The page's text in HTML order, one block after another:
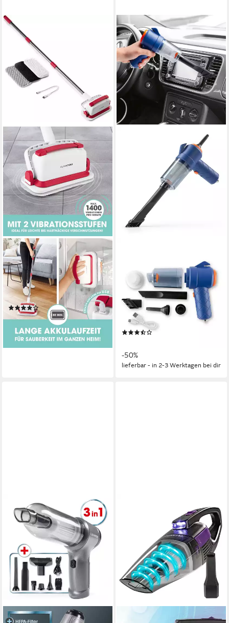
CLEANMAXX
Akku-Wischmopp mit
Vibration
80 min Akkulaufzeit
2 kg Gewicht
(7)
34,99 € UVP39,99 €
-13%
lieferbar - in 3-4 Werktagen bei dir
CLEANmaxx 2in1-Akkusauger
mit Saug- und
Gebläsefunktion
50 W Leistung
0.25 kg Gewicht
(4)
-50%
lieferbar - in 2-3 Werktagen bei dir